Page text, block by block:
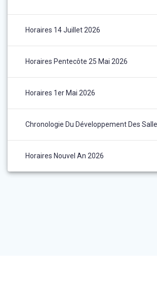
Horaires 14 Juillet 2026
Horaires Pentecôte 25 Mai 2026
Horaires 1er Mai 2026
Chronologie Du Développement Des
Horaires Nouvel An 2026